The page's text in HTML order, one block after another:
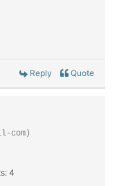
Reply Quote
com)
4